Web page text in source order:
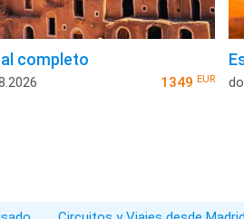
completo
1349 EUR